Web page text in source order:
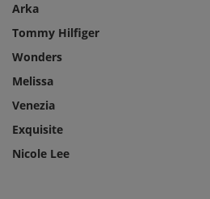
Arka
Tommy Hilfiger
Wonders
Melissa
Venezia
Exquisite
Nicole Lee